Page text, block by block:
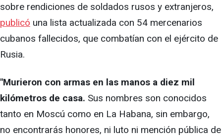
sobre rendiciones de soldados rusos y extranjeros,
publicó una lista actualizada con 54 mercenarios
cubanos fallecidos, que combatían con el ejército de
Rusia.
"Murieron con armas en las manos a diez mil
kilómetros de casa. Sus nombres son conocidos
tanto en Moscú como en La Habana, sin embargo,
no encontrarás honores, ni luto ni mención pública de